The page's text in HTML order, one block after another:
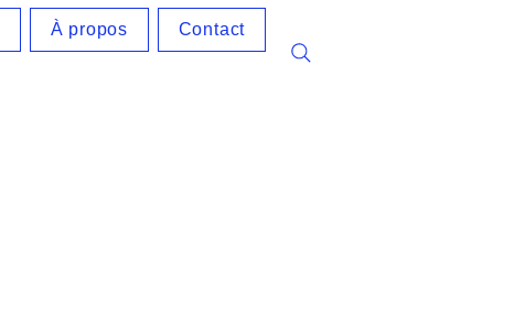
À propos Contact